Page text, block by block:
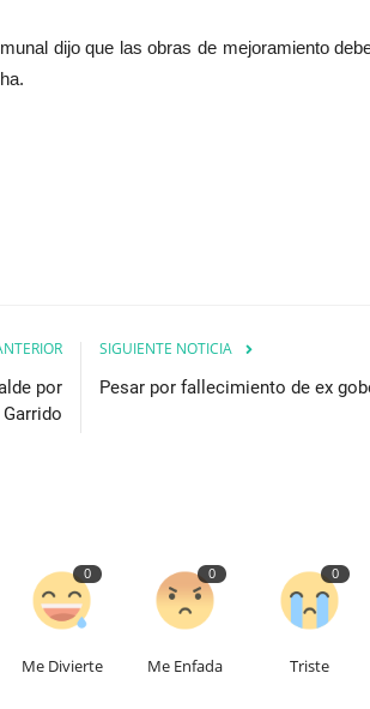
dijo que las obras de mejoramiento
por
SIGUIENTE NOTICIA
Pesar por fallecimiento de ex
0
Me Divierte
0
Me Enfada
0
Triste
Editora Julio 8, 2026 237